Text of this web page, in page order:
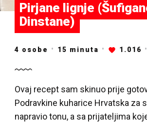
Pirjane lignje
Dinstane)
4 osobe 15 minuta 1.016
Ovaj recept sam skinuo prije
Podravkine kuharice Hrvatska za
napravio tonu, a sa prijateljima